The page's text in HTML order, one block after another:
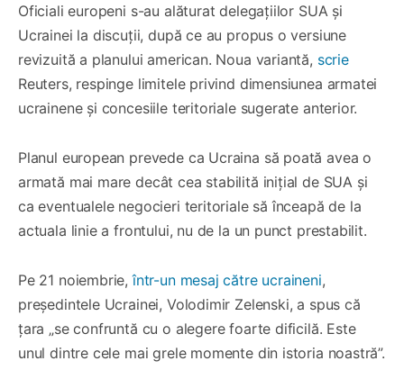
Oficiali europeni s-au alăturat delegațiilor SUA și
Ucrainei la discuții, după ce au propus o versiune
revizuită a planului american. Noua variantă, scrie
Reuters, respinge limitele privind dimensiunea armatei
ucrainene și concesiile teritoriale sugerate anterior.
Planul european prevede ca Ucraina să poată avea o
armată mai mare decât cea stabilită inițial de SUA și
ca eventualele negocieri teritoriale să înceapă de la
actuala linie a frontului, nu de la un punct prestabilit.
Pe 21 noiembrie, într-un mesaj către ucraineni,
președintele Ucrainei, Volodimir Zelenski, a spus că
țara „se confruntă cu o alegere foarte dificilă. Este
unul dintre cele mai grele momente din istoria noastră”.